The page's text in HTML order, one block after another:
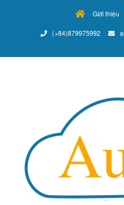
Giới thiệu
(+84)879975992